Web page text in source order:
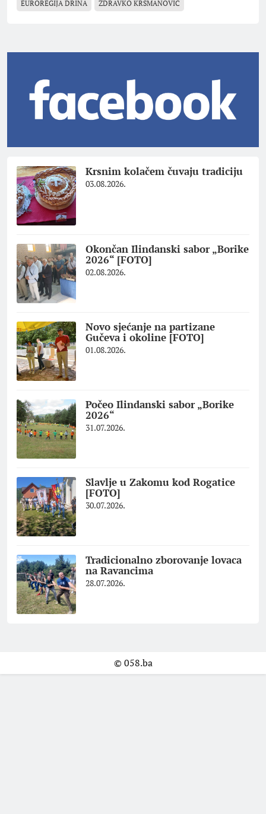
EUROREGIJA DRINA ZDRAVKO KRSMANOVIĆ
Krsnim kolačem čuvaju tradiciju
03.08.2026.
Okončan Ilindanski sabor „Borike
2026“ [FOTO]
02.08.2026.
Novo sjećanje na partizane
Gučeva i okoline [FOTO]
01.08.2026.
Počeo Ilindanski sabor „Borike
2026“
31.07.2026.
Slavlje u Zakomu kod Rogatice
[FOTO]
30.07.2026.
Tradicionalno zborovanje lovaca
na Ravancima
28.07.2026.
© 058.ba